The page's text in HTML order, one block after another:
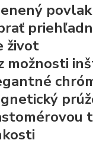
život
možnosti